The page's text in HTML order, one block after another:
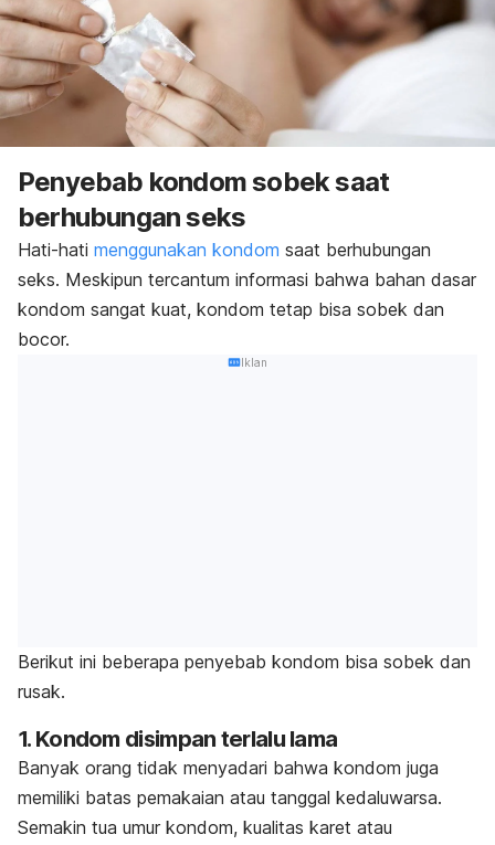
Penyebab kondom sobek saat
berhubungan seks
Hati-hati menggunakan kondom saat berhubungan
seks. Meskipun tercantum informasi bahwa bahan dasar
kondom sangat kuat, kondom tetap bisa sobek dan
bocor.
Iklan
Berikut ini beberapa penyebab kondom bisa sobek dan
rusak.
1. Kondom disimpan terlalu lama
Banyak orang tidak menyadari bahwa kondom juga
memiliki batas pemakaian atau tanggal kedaluwarsa.
Semakin tua umur kondom, kualitas karet atau